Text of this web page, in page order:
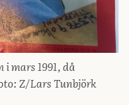
i mars 1991, då
Z/Lars Tunbjörk